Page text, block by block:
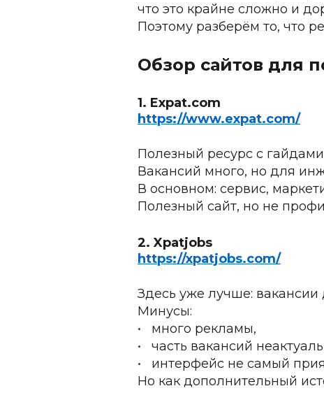
что это крайне сложно и
Поэтому разберём то, что
Обзор сайтов для
1. Expat.com
https://www.expat.com/
Полезный ресурс с
Вакансий много, но для
В основном: сервис,
Полезный сайт, но не
2. Xpatjobs
https://xpatjobs.com/
Здесь уже лучше:
Минусы:
•	много рекламы,
•	часть вакансий
•	интерфейс не самый
Но как дополнительный